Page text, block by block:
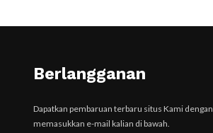
Berlangganan
Dapatkan pembaruan terbaru situs Kami dengan
memasukkan e-mail kalian di bawah.